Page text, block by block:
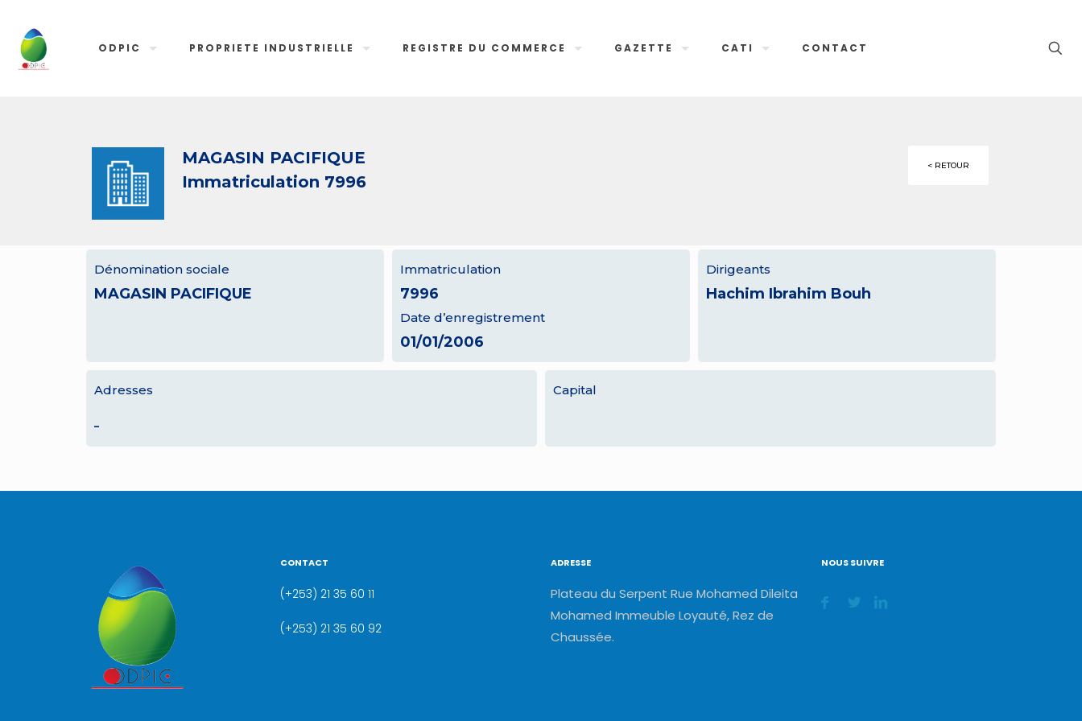
ODPIC PROPRIETE INDUSTRIELLE REGISTRE DU COMMERCE GAZETTE CATI CONTACT
MAGASIN PACIFIQUE
Immatriculation 7996
< RETOUR
Dénomination sociale
MAGASIN PACIFIQUE
Immatriculation
7996
Date d’enregistrement
01/01/2006
Dirigeants
Hachim Ibrahim Bouh
Adresses
–
Capital
CONTACT
(+253) 21 35 60 11
(+253) 21 35 60 92
ADRESSE
Plateau du Serpent Rue Mohamed Dileita
Mohamed Immeuble Loyauté, Rez de
Chaussée.
NOUS SUIVRE